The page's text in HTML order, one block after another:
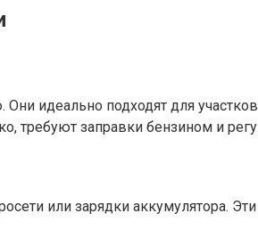
идеально подходят для
требуют заправки бензином и
или зарядки аккумулятора.